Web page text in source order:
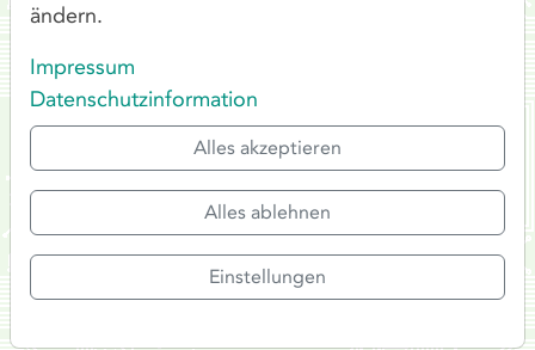
Jetzt konfigurieren
Unser Hochverfügbarkeits Proxmox Cluster
Advanced hebt die Ansprüche an
unternehmenskritische Infrastrukturen auf
das nächste Level. Unser Cluster optimiert
ändern.
Impressum
Datenschutzinformation
Einstellungen
Alles ablehnen
Alles akzeptieren